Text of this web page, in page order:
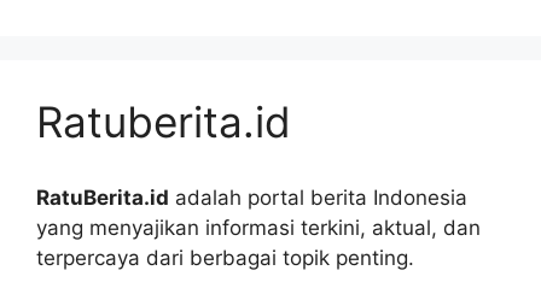
Ratuberita.id
RatuBerita.id adalah portal berita Indonesia
yang menyajikan informasi terkini, aktual, dan
terpercaya dari berbagai topik penting.